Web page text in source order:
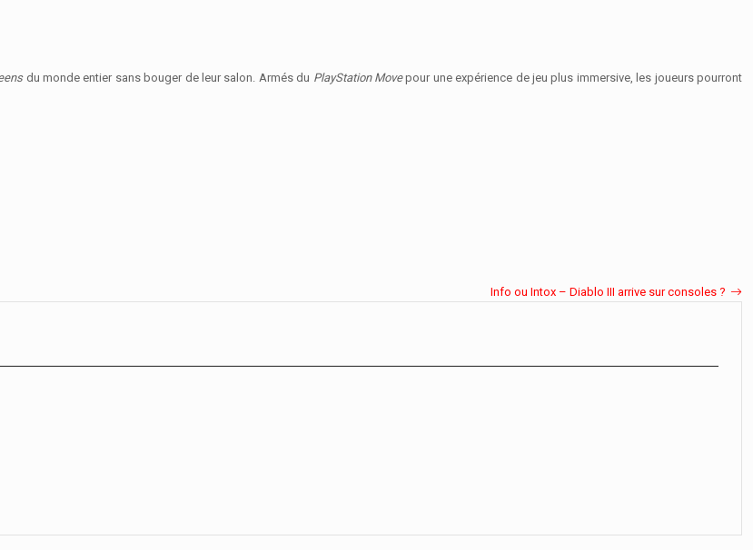
du monde entier sans bouger de leur salon. Armés du PlayStation Movepour une expérience de jeu plus immersive, les joueurs pourront
Info ou Intox – Diablo III arrive sur consoles ?